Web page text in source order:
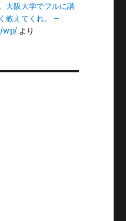
大阪大学でフルに講
教えてくれ。 –
wp/ より